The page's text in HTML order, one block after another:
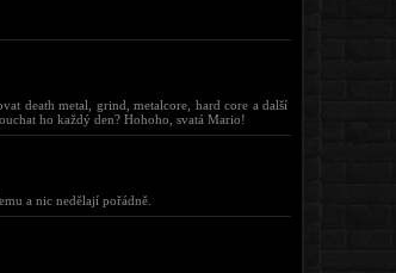
death metal, grind, metalcore, hard core a další
ho každý den? Hohoho, svatá Mario!
a nic nedělají pořádně.